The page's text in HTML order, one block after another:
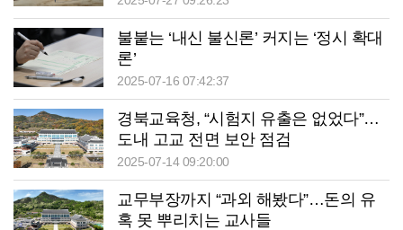
불붙는 ‘내신 불신론’ 커지는 ‘정시 확대
론’
2025-07-16 07:42:37
경북교육청, “시험지 유출은 없었다”…
도내 고교 전면 보안 점검
2025-07-14 09:20:00
교무부장까지 “과외 해봤다”…돈의 유
혹 못 뿌리치는 교사들